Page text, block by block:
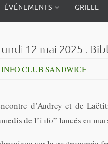
ÉVÉNEMENTS GRILLE
12 mai 2025 :
INFO CLUB SANDWICH
d’Audrey et de
de l’info” lancés en